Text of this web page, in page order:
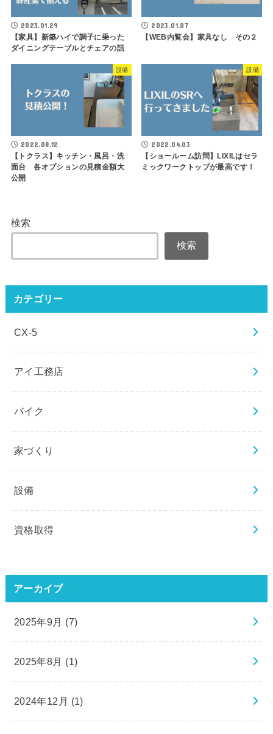
2023.01.29
【家具】新築ハイで調子に乗った
ダイニングテーブルとチェアの話
2023.01.07
【WEB内覧会】家具なし その２
設備
2022.08.12
【トクラス】キッチン・風呂・洗
面台 各オプションの見積金額大
公開
設備
2022.04.03
【ショールーム訪問】LIXILはセラ
ミックワークトップが最高です！
検索
検索
カテゴリー
CX-5
アイ工務店
バイク
家づくり
設備
資格取得
アーカイブ
2025年9月 (7)
2025年8月 (1)
2024年12月 (1)